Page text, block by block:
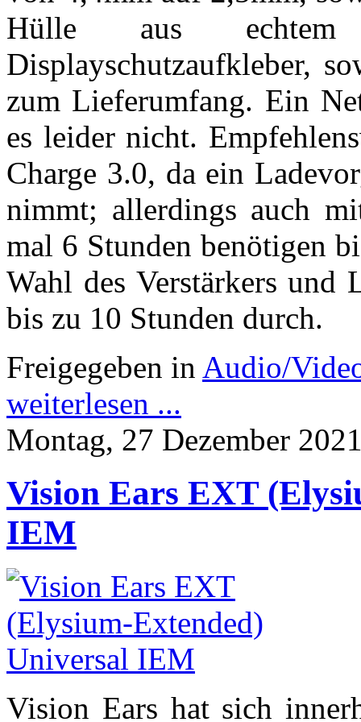
Hülle aus
Displayschutzaufkleber,
zum Lieferumfang. Ein
es leider nicht.
Charge 3.0, da ein
nimmt; allerdings auch
mal 6 Stunden benötigen
Wahl des Verstärkers und
bis zu 10 Stunden durch.
Freigegeben in Audio/
weiterlesen ...
Montag, 27 Dezember
Vision Ears EXT
IEM
Vision Ears hat sich